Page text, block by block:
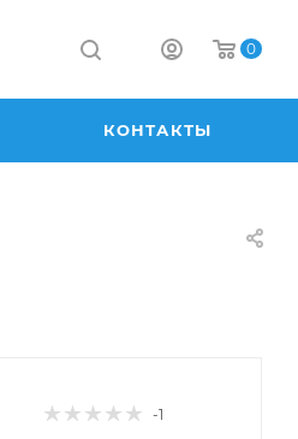
0
КОНТАКТЫ
-1